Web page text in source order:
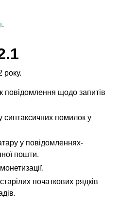
.
року.
повідомлення щодо запитів
синтаксичних помилок у
у повідомленнях-
пошти.
початкових рядків